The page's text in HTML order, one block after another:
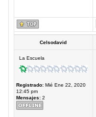
Celsodavid
La Escuela
Registrado:Mié Ene 22, 2020
12:45 pm
Mensajes:2